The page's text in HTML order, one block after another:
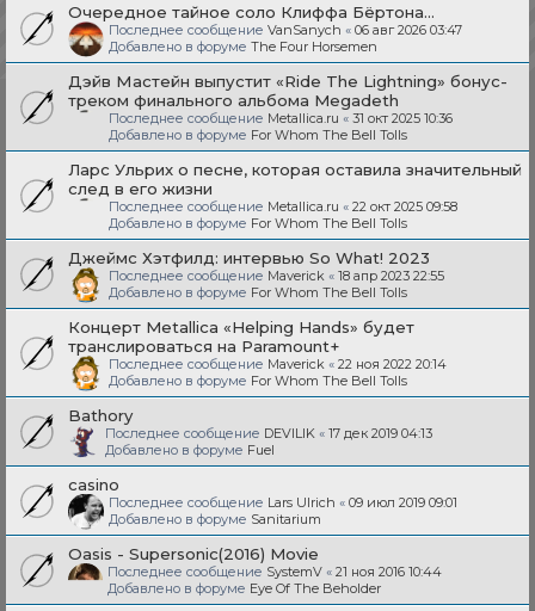
Очередное тайное соло Клиффа Бёртона...
Последнее сообщение VanSanych « 06 авг 2026 03:47
Добавлено в форуме The Four Horsemen
Дэйв Мастейн выпустит «Ride The Lightning» бонус-
треком финального альбома Megadeth
Последнее сообщение Metallica.ru « 31 окт 2025 10:36
Добавлено в форуме For Whom The Bell Tolls
Ларс Ульрих о песне, которая оставила значительный
след в его жизни
Последнее сообщение Metallica.ru « 22 окт 2025 09:58
Добавлено в форуме For Whom The Bell Tolls
Джеймс Хэтфилд: интервью So What! 2023
Последнее сообщение Maverick « 18 апр 2023 22:55
Добавлено в форуме For Whom The Bell Tolls
Концерт Metallica «Helping Hands» будет
транслироваться на Paramount+
Последнее сообщение Maverick « 22 ноя 2022 20:14
Добавлено в форуме For Whom The Bell Tolls
Bathory
Последнее сообщение DEVILIK « 17 дек 2019 04:13
Добавлено в форуме Fuel
casino
Последнее сообщение Lars Ulrich « 09 июл 2019 09:01
Добавлено в форуме Sanitarium
Oasis - Supersonic(2016) Movie
Последнее сообщение SystemV « 21 ноя 2016 10:44
Добавлено в форуме Eye Of The Beholder